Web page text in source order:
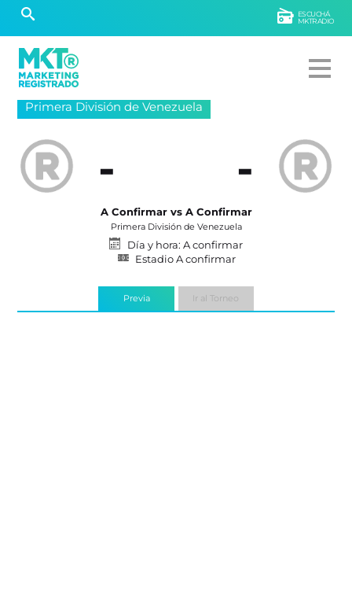
ESCUCHÁ
MKTRADIO
Primera División de Venezuela
- -
A Confirmar vs A Confirmar
Primera División de Venezuela
Día y hora: A confirmar
Estadio A confirmar
Previa Ir al Torneo